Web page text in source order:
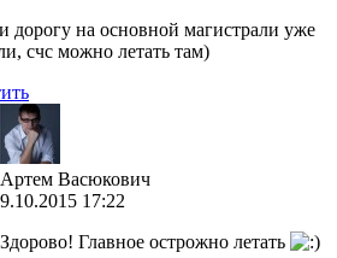
дорогу на основной магистрали уже
счс можно летать там)
Артем Васюкович
9.10.2015 17:22
Здорово! Главное острожно летать